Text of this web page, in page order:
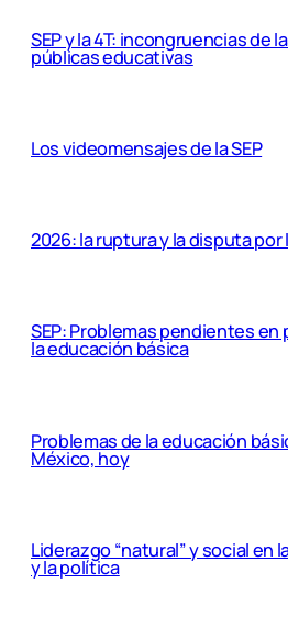
SEP y la 4T: incongruencias de
públicas educativas
Los videomensajes de la SEP
2026: la ruptura y la disputa por
SEP: Problemas pendientes en
la educación básica
Problemas de la educación
México, hoy
Liderazgo “natural” y social en
y la política